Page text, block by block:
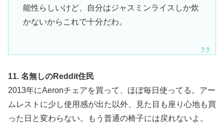
能性らしいけど、自分はジャスミンライスしか炊
かないからこれで十分だわ。
11. 名無しのReddit住民
2013年にAeronチェアを買って、ほぼ毎日使ってる。アー
ムレストに少し使用感が出た以外、見た目も座り心地も買
った日と変わらない。もう普通の椅子には戻れないよ。